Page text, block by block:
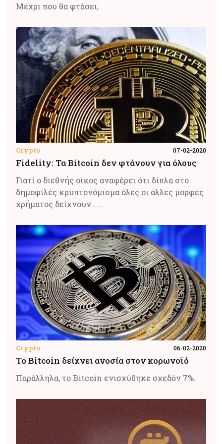
Μέχρι που θα φτάσει;
Crypto 07-02-2020
Fidelity: Τα Bitcoin δεν φτάνουν για όλους
Γιατί ο διεθνής οίκος αναφέρει ότι δίπλα στο
δημοφιλές κρυπτονόμισμα όλες οι άλλες μορφές
χρήματος δείχνουν...…
Crypto 06-02-2020
Το Bitcoin δείχνει ανοσία στον κορωνοϊό
Παράλληλα, το Bitcoin ενισχύθηκε σχεδόν 7%.